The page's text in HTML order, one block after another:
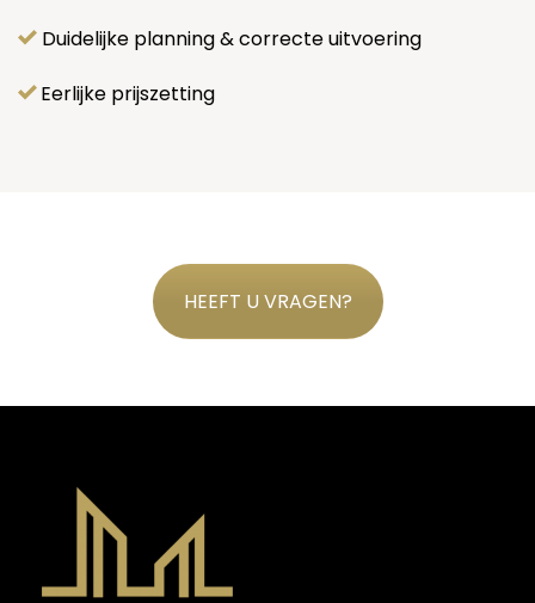
Duidelijke planning & correcte uitvoering
Eerlijke prijszetting
HEEFT U VRAGEN?